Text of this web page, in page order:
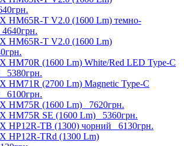
HM65R-T V2.0 (1600 Lm) темно-
4640грн.
HM65R-T V2.0 (1600 Lm)
HM70R (1600 Lm) White/Red LED Type-C
5380грн.
HM71R (2700 Lm) Magnetic Type-C
6100грн.
HM75R (1600 Lm) 7620грн.
HM75R SE (1600 Lm) 5360грн.
HP12R-TB (1300) чорний 6130грн.
HP12R-TRd (1300 Lm)